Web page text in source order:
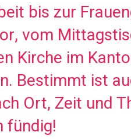
bis zur
vom
Kirche im
Bestimmt ist
Ort, Zeit und
fündig!